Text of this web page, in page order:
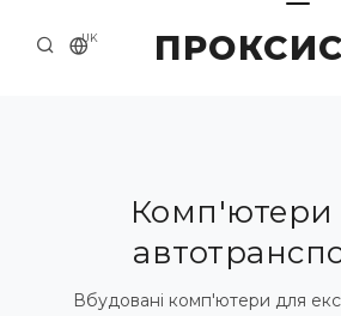
UK
ПРИКЛАДИ ТА РІШЕННЯ
КАТАЛОГ ПРОДУКЦІЇ
Комп'ютери
Вбудовані комп'ютери для